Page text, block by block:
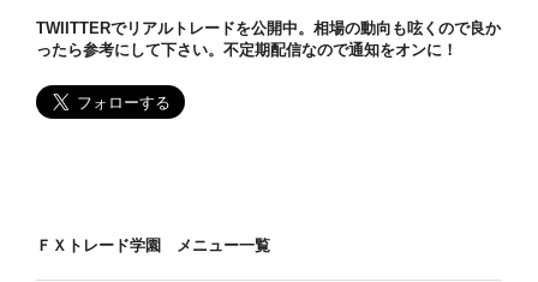
わ
り
説”
TWIITTERでリアルトレードを公開中。相場の動向も呟くので良か
ったら参考にして下さい。不定期配信なので通知をオンに！
ＦＸトレード学園 メニュー一覧